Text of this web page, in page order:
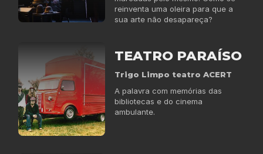
reinventa uma oleira para que a
sua arte não desapareça?
TEATRO PARAÍSO
Trigo Limpo teatro ACERT
A palavra com memórias das
bibliotecas e do cinema
ambulante.